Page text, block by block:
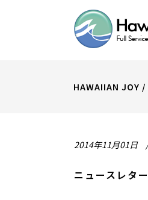
HAWAIIAN JOY /
2014年11月01日
ニュースレタ